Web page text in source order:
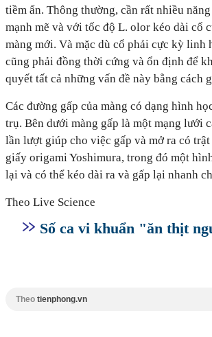
tiềm ẩn. Thông thường, cần rất nhiều
mạnh mẽ và với tốc độ L. olor kéo dài cổ
màng mới. Và mặc dù cổ phải cực kỳ linh
cũng phải đồng thời cứng và ổn định để
quyết tất cả những vấn đề này bằng cách
Các đường gấp của màng có dạng hình
trụ. Bên dưới màng gấp là một mạng lưới
lần lượt giúp cho việc gấp và mở ra có
giấy origami Yoshimura, trong đó một
lại và có thể kéo dài ra và gấp lại nhanh
Theo Live Science
Số ca vi khuẩn "ăn thịt
Theo tienphong.vn